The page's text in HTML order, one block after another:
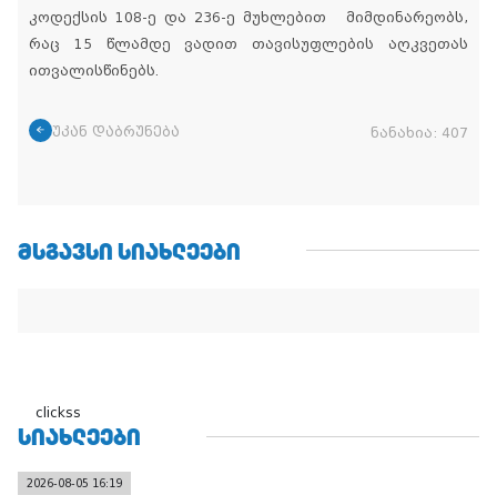
კოდექსის 108-ე და 236-ე მუხლებით მიმდინარეობს,
რაც 15 წლამდე ვადით თავისუფლების აღკვეთას
ითვალისწინებს.
უკან დაბრუნება ნანახია: 407
ᲛᲡᲒᲐᲕᲡᲘ ᲡᲘᲐᲮᲚᲔᲔᲑᲘ
clickss
ᲡᲘᲐᲮᲚᲔᲔᲑᲘ
2026-08-05 16:19